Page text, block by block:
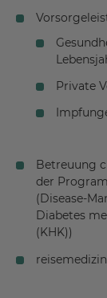
Private
Betreuung
der
(Disease-
Diabetes
(KHK))